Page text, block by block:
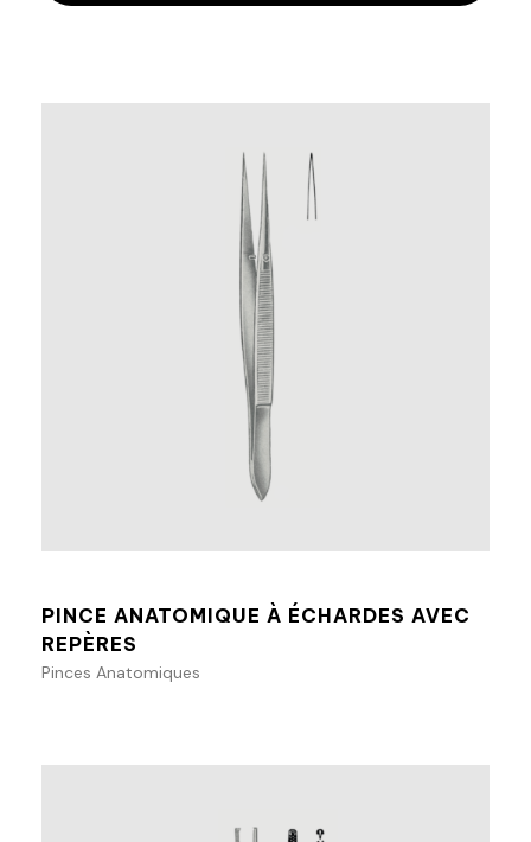
PINCE ANATOMIQUE À ÉCHARDES AVEC
REPÈRES
Pinces Anatomiques